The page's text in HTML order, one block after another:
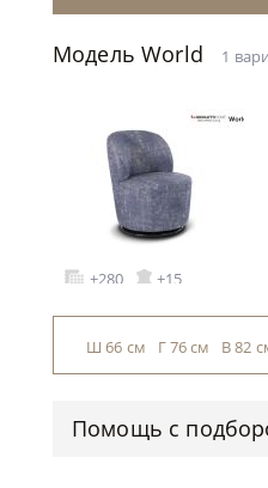
Модель World 1
+280 +15
Ш 66 см Г 76 см В 82
Помощь с